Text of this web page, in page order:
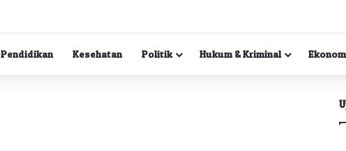
Pendidikan Kesehatan Politik Hukum & Kriminal